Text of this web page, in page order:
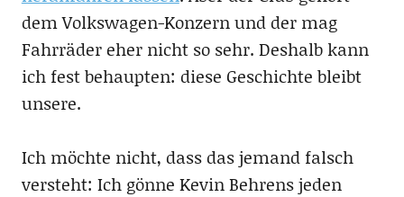
dem Volkswagen-Konzern und der mag
Fahrräder eher nicht so sehr. Deshalb kann
ich fest behaupten: diese Geschichte bleibt
unsere.
Ich möchte nicht, dass das jemand falsch
versteht: Ich gönne Kevin Behrens jeden